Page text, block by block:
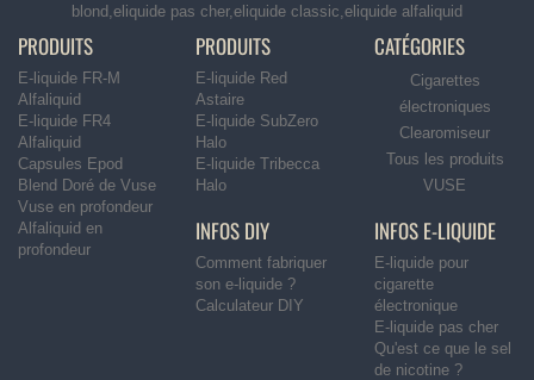
blond,eliquide pas cher,eliquide classic,eliquide alfaliquid
PRODUITS
E-liquide FR-M
Alfaliquid
E-liquide FR4
Alfaliquid
Capsules Epod
Blend Doré de Vuse
Vuse en profondeur
Alfaliquid en
profondeur
PRODUITS
E-liquide Red
Astaire
E-liquide SubZero
Halo
E-liquide Tribecca
Halo
CATÉGORIES
Cigarettes
électroniques
Clearomiseur
Tous les produits
VUSE
INFOS DIY
Comment fabriquer
son e-liquide ?
Calculateur DIY
INFOS E-LIQUIDE
E-liquide pour
cigarette
électronique
E-liquide pas cher
Qu'est ce que le sel
de nicotine ?